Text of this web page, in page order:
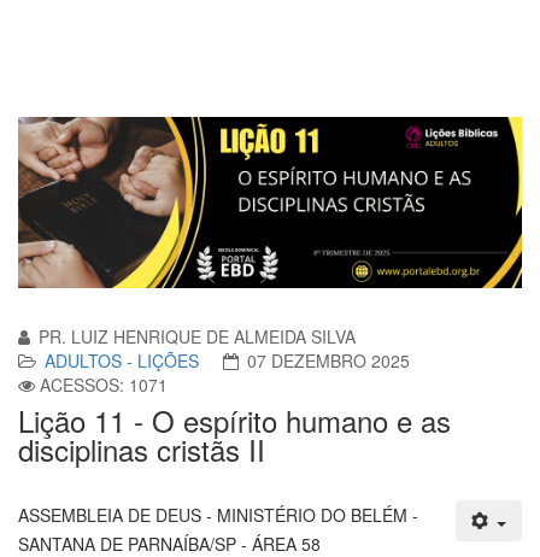
PR. LUIZ HENRIQUE DE ALMEIDA SILVA
ADULTOS - LIÇÕES
07 DEZEMBRO 2025
ACESSOS: 1071
Lição 11 - O espírito humano e as
disciplinas cristãs II
ASSEMBLEIA DE DEUS - MINISTÉRIO DO BELÉM -
SANTANA DE PARNAÍBA/SP - ÁREA 58